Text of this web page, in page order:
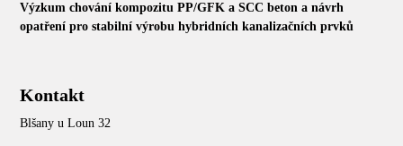
Výzkum chování kompozitu PP/GFK a SCC beton a návrh
opatření pro stabilní výrobu hybridních kanalizačních prvků
Kontakt
Blšany u Loun 32